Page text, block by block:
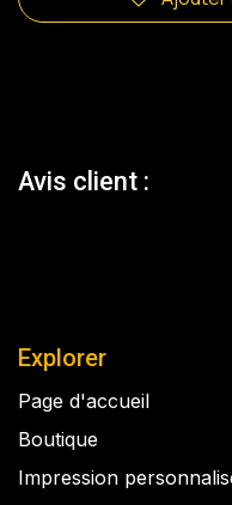
Avis client :
Explorer
Page d'accueil
Boutique
Impression